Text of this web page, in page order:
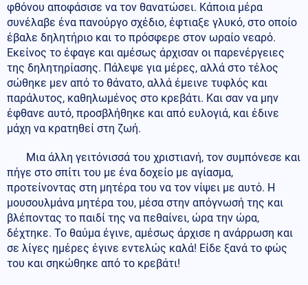
φθόνου αποφάσισε να τον θανατώσει. Κάποια μέρα
συνέλαβε ένα πανούργο σχέδιο, έφτιαξε γλυκό, στο οποίο
έβαλε δηλητήριο και το πρόσφερε στον ωραίο νεαρό.
Εκείνος το έφαγε και αμέσως άρχισαν οι παρενέργειες
της δηλητηρίασης. Πάλεψε για μέρες, αλλά στο τέλος
σώθηκε μεν από το θάνατο, αλλά έμεινε τυφλός και
παράλυτος, καθηλωμένος στο κρεβάτι. Και σαν να μην
έφθανε αυτό, προσβλήθηκε και από ευλογιά, και έδινε
μάχη να κρατηθεί στη ζωή.
Μια άλλη γειτόνισσά του χριστιανή, τον συμπόνεσε και
πήγε στο σπίτι του με ένα δοχείο με αγίασμα,
προτείνοντας στη μητέρα του να τον νίψει με αυτό. Η
μουσουλμάνα μητέρα του, μέσα στην απόγνωσή της και
βλέποντας το παιδί της να πεθαίνει, ώρα την ώρα,
δέχτηκε. Το θαύμα έγινε, αμέσως άρχισε η ανάρρωση και
σε λίγες ημέρες έγινε εντελώς καλά! Είδε ξανά το φώς
του και σηκώθηκε από το κρεβάτι!